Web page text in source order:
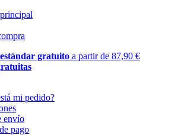
gratuito a partir de 87,90 €
mi pedido?
envío
pago